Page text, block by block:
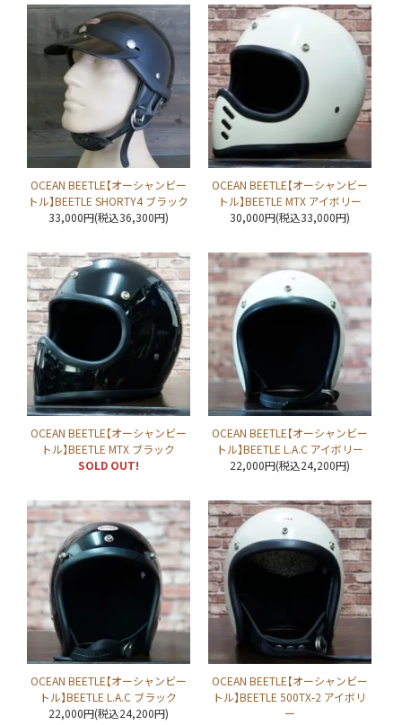
OCEAN BEETLE【オーシャンビー
トル】BEETLE SHORTY4 ブラック
33,000円(税込36,300円)
OCEAN BEETLE【オーシャンビー
トル】BEETLE MTX アイボリー
30,000円(税込33,000円)
OCEAN BEETLE【オーシャンビー
トル】BEETLE MTX ブラック
SOLD OUT!
OCEAN BEETLE【オーシャンビー
トル】BEETLE L.A.C アイボリー
22,000円(税込24,200円)
OCEAN BEETLE【オーシャンビー
トル】BEETLE L.A.C ブラック
22,000円(税込24,200円)
OCEAN BEETLE【オーシャンビー
トル】BEETLE 500TX-2 アイボリ
ー